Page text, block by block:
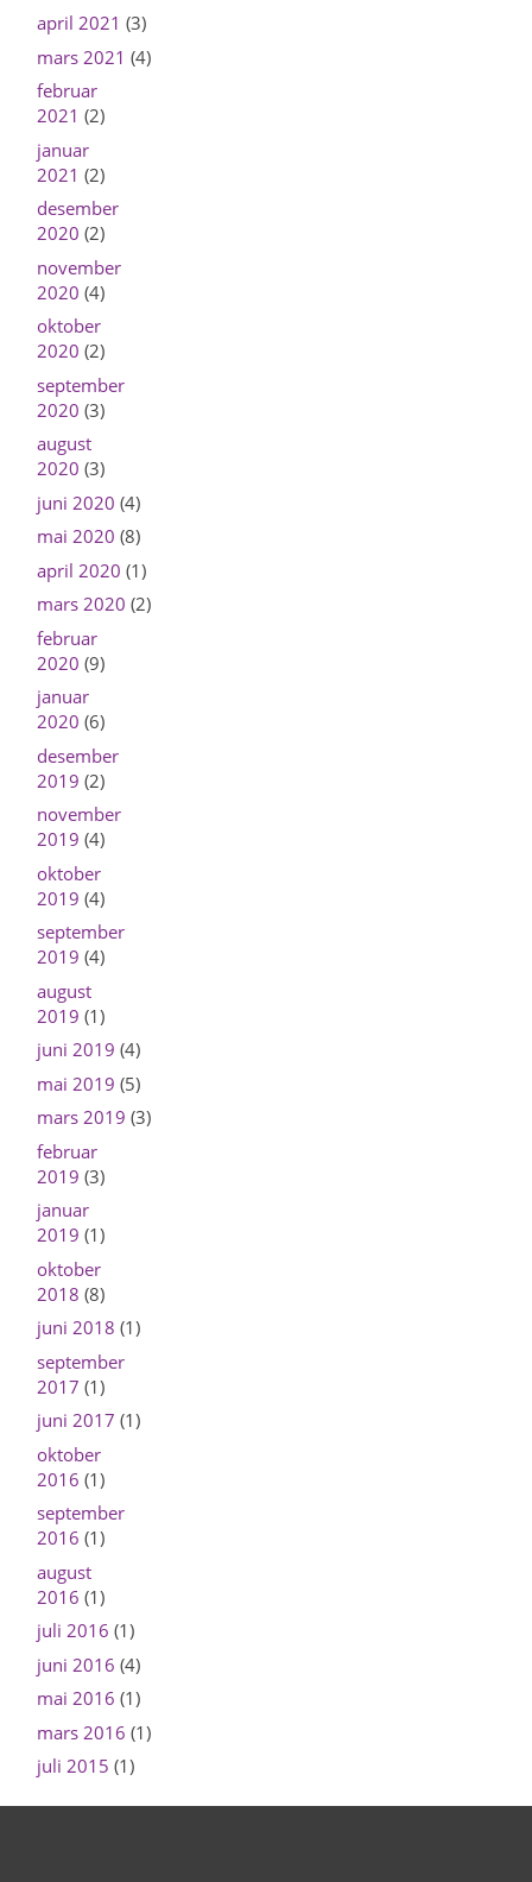
april 2021 (3)
mars 2021 (4)
februar
2021 (2)
januar
2021 (2)
desember
2020 (2)
november
2020 (4)
oktober
2020 (2)
september
2020 (3)
august
2020 (3)
juni 2020 (4)
mai 2020 (8)
april 2020 (1)
mars 2020 (2)
februar
2020 (9)
januar
2020 (6)
desember
2019 (2)
november
2019 (4)
oktober
2019 (4)
september
2019 (4)
august
2019 (1)
juni 2019 (4)
mai 2019 (5)
mars 2019 (3)
februar
2019 (3)
januar
2019 (1)
oktober
2018 (8)
juni 2018 (1)
september
2017 (1)
juni 2017 (1)
oktober
2016 (1)
september
2016 (1)
august
2016 (1)
juli 2016 (1)
juni 2016 (4)
mai 2016 (1)
mars 2016 (1)
juli 2015 (1)